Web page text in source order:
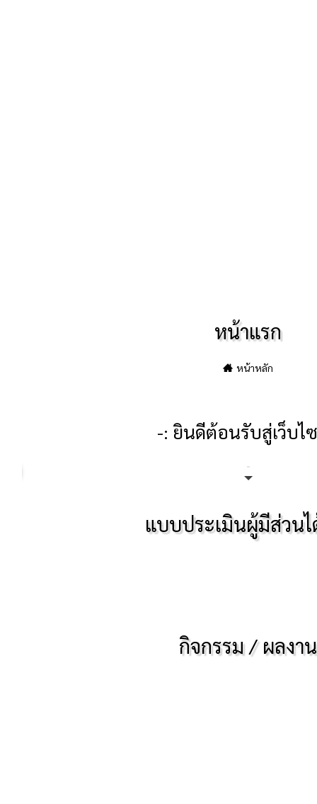
หน้าแรก
หน้าหลัก
-: ยินดีต้อนรับสู่เว็บไซต์ข
แบบประเมินผู้มีส่วนไ
กิจกรรม / ผลงาน